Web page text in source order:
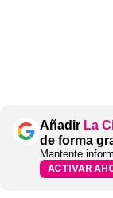
Añadir La
de forma
Mantente
ACTIVAR